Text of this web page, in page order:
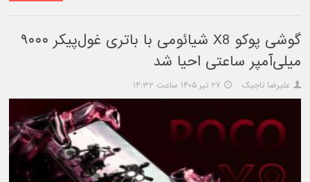
گوشی پوکو X8 شیائومی با باتری غول‌پیکر ۹۰۰۰
میلی‌آمپر ساعتی احیا شد
علیرضا تاجیک ۲۷ تیر ۱۴۰۵ ساعت ۱۴:۳۲